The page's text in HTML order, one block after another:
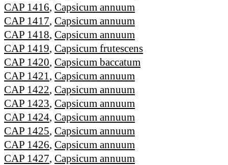
CAP 1416, Capsicum annuum
CAP 1417, Capsicum annuum
CAP 1418, Capsicum annuum
CAP 1419, Capsicum frutescens
CAP 1420, Capsicum baccatum
CAP 1421, Capsicum annuum
CAP 1422, Capsicum annuum
CAP 1423, Capsicum annuum
CAP 1424, Capsicum annuum
CAP 1425, Capsicum annuum
CAP 1426, Capsicum annuum
CAP 1427, Capsicum annuum